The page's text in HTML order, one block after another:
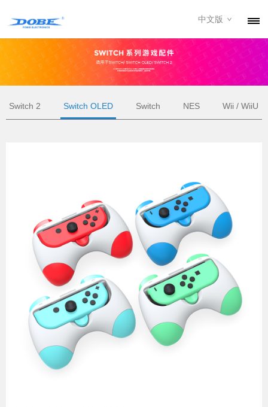
产品
资讯
中文版
Switch 2 Switch OLED Switch NES Wii / WiiU